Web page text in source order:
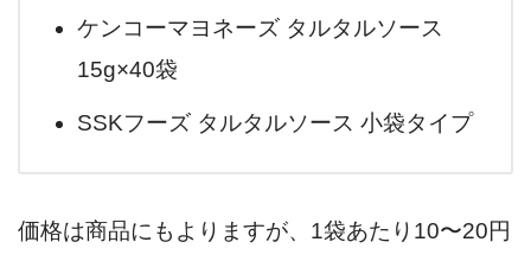
ケンコーマヨネーズ タルタルソース
15g×40袋
SSKフーズ タルタルソース 小袋タイプ
価格は商品にもよりますが、1袋あたり10〜20円